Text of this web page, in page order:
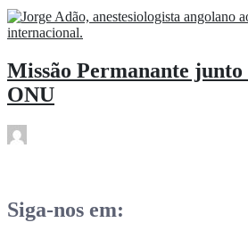
Missão Permanante
ONU
Siga-nos em: